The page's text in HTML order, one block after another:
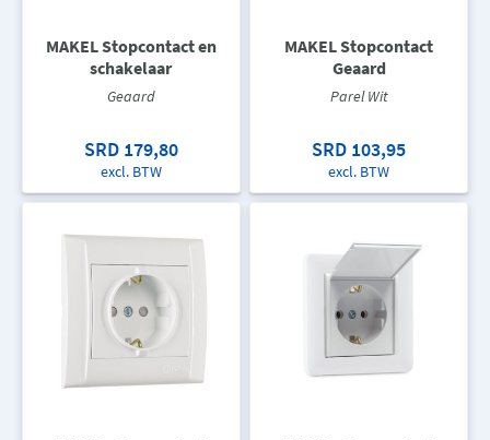
MAKEL Stopcontact en
schakelaar
Geaard
SRD 179,80
excl. BTW
MAKEL Stopcontact
Geaard
Parel Wit
SRD 103,95
excl. BTW